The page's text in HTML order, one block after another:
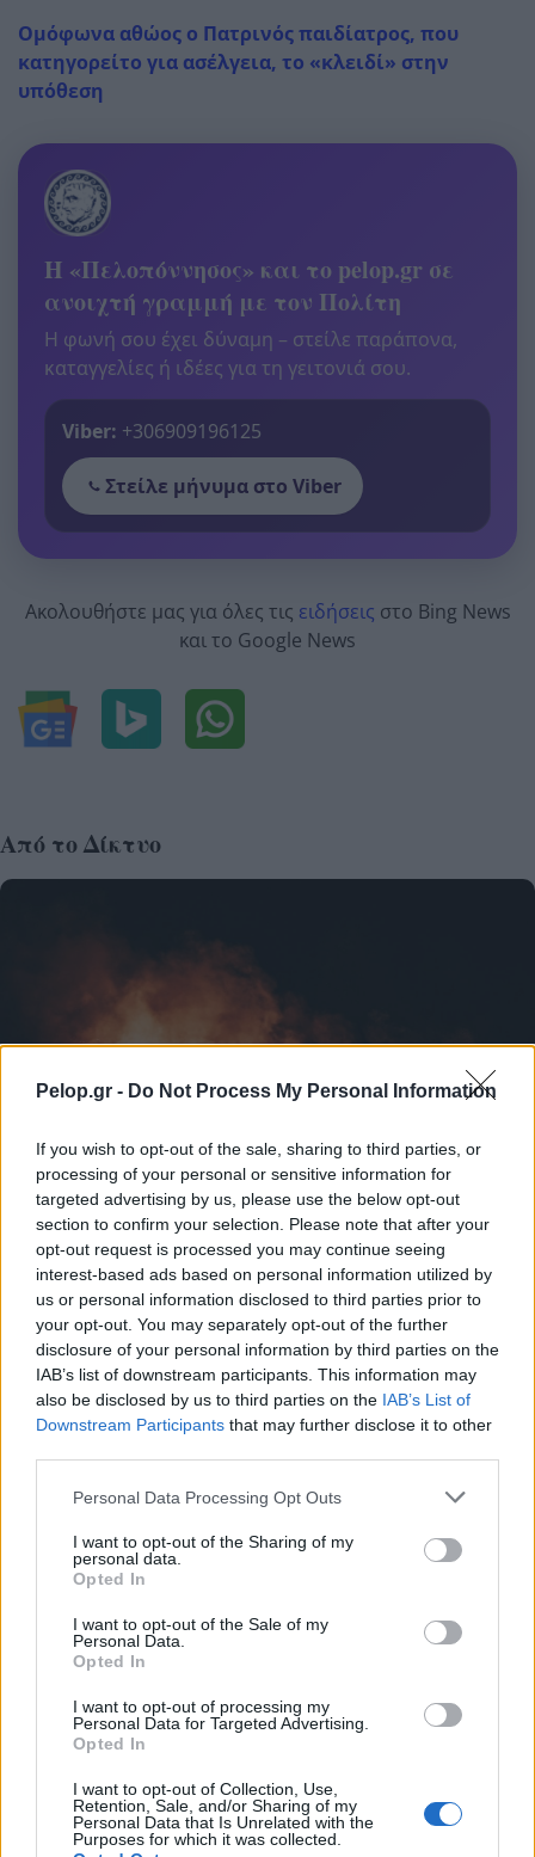
Pelop.gr - Do Not Process My Personal Information
If you wish to opt-out of the sale, sharing to third parties, or
processing of your personal or sensitive information for
targeted advertising by us, please use the below opt-out
section to confirm your selection. Please note that after your
opt-out request is processed you may continue seeing
interest-based ads based on personal information utilized by
us or personal information disclosed to third parties prior to
your opt-out. You may separately opt-out of the further
disclosure of your personal information by third parties on the
IAB’s list of downstream participants. This information may
also be disclosed by us to third parties on the IAB’s List of
Downstream Participants that may further disclose it to other
Please note that this website/app uses one or more Google
not limited to your visit or usage behaviour. You may click to
grant or deny consent to Google and its third-party tags to
use your data for below specified purposes in below Google
consent section.
Personal Data Processing Opt Outs
I want to opt-out of the Sharing of my
personal data.
Opted In
I want to opt-out of the Sale of my
Personal Data.
Opted In
I want to opt-out of processing my
Personal Data for Targeted Advertising.
Opted In
I want to opt-out of Collection, Use,
Retention, Sale, and/or Sharing of my
Personal Data that Is Unrelated with the
Purposes for which it was collected.
Ομόφωνα αθώος ο Πατρινός παιδίατρος, που
κατηγορείτο για ασέλγεια, το «κλειδί» στην
υπόθεση
Η «Πελοπόννησος» και το pelop.gr σε
ανοιχτή γραμμή με τον Πολίτη
Η φωνή σου έχει δύναμη – στείλε παράπονα,
καταγγελίες ή ιδέες για τη γειτονιά σου.
Viber: +306909196125
Στείλε μήνυμα στο Viber
Ακολουθήστε μας για όλες τις ειδήσεις στο Bing News
και το Google News
Από το Δίκτυο
Πώς να προστατευτείτε από τον καπνό των πυρκαγιών
– Τα 6 μέτρα για τις ευπαθείς ομάδες
CMF Clip Pro: Τα open-ear earbuds της Nothing με θήκη
Smart Dial